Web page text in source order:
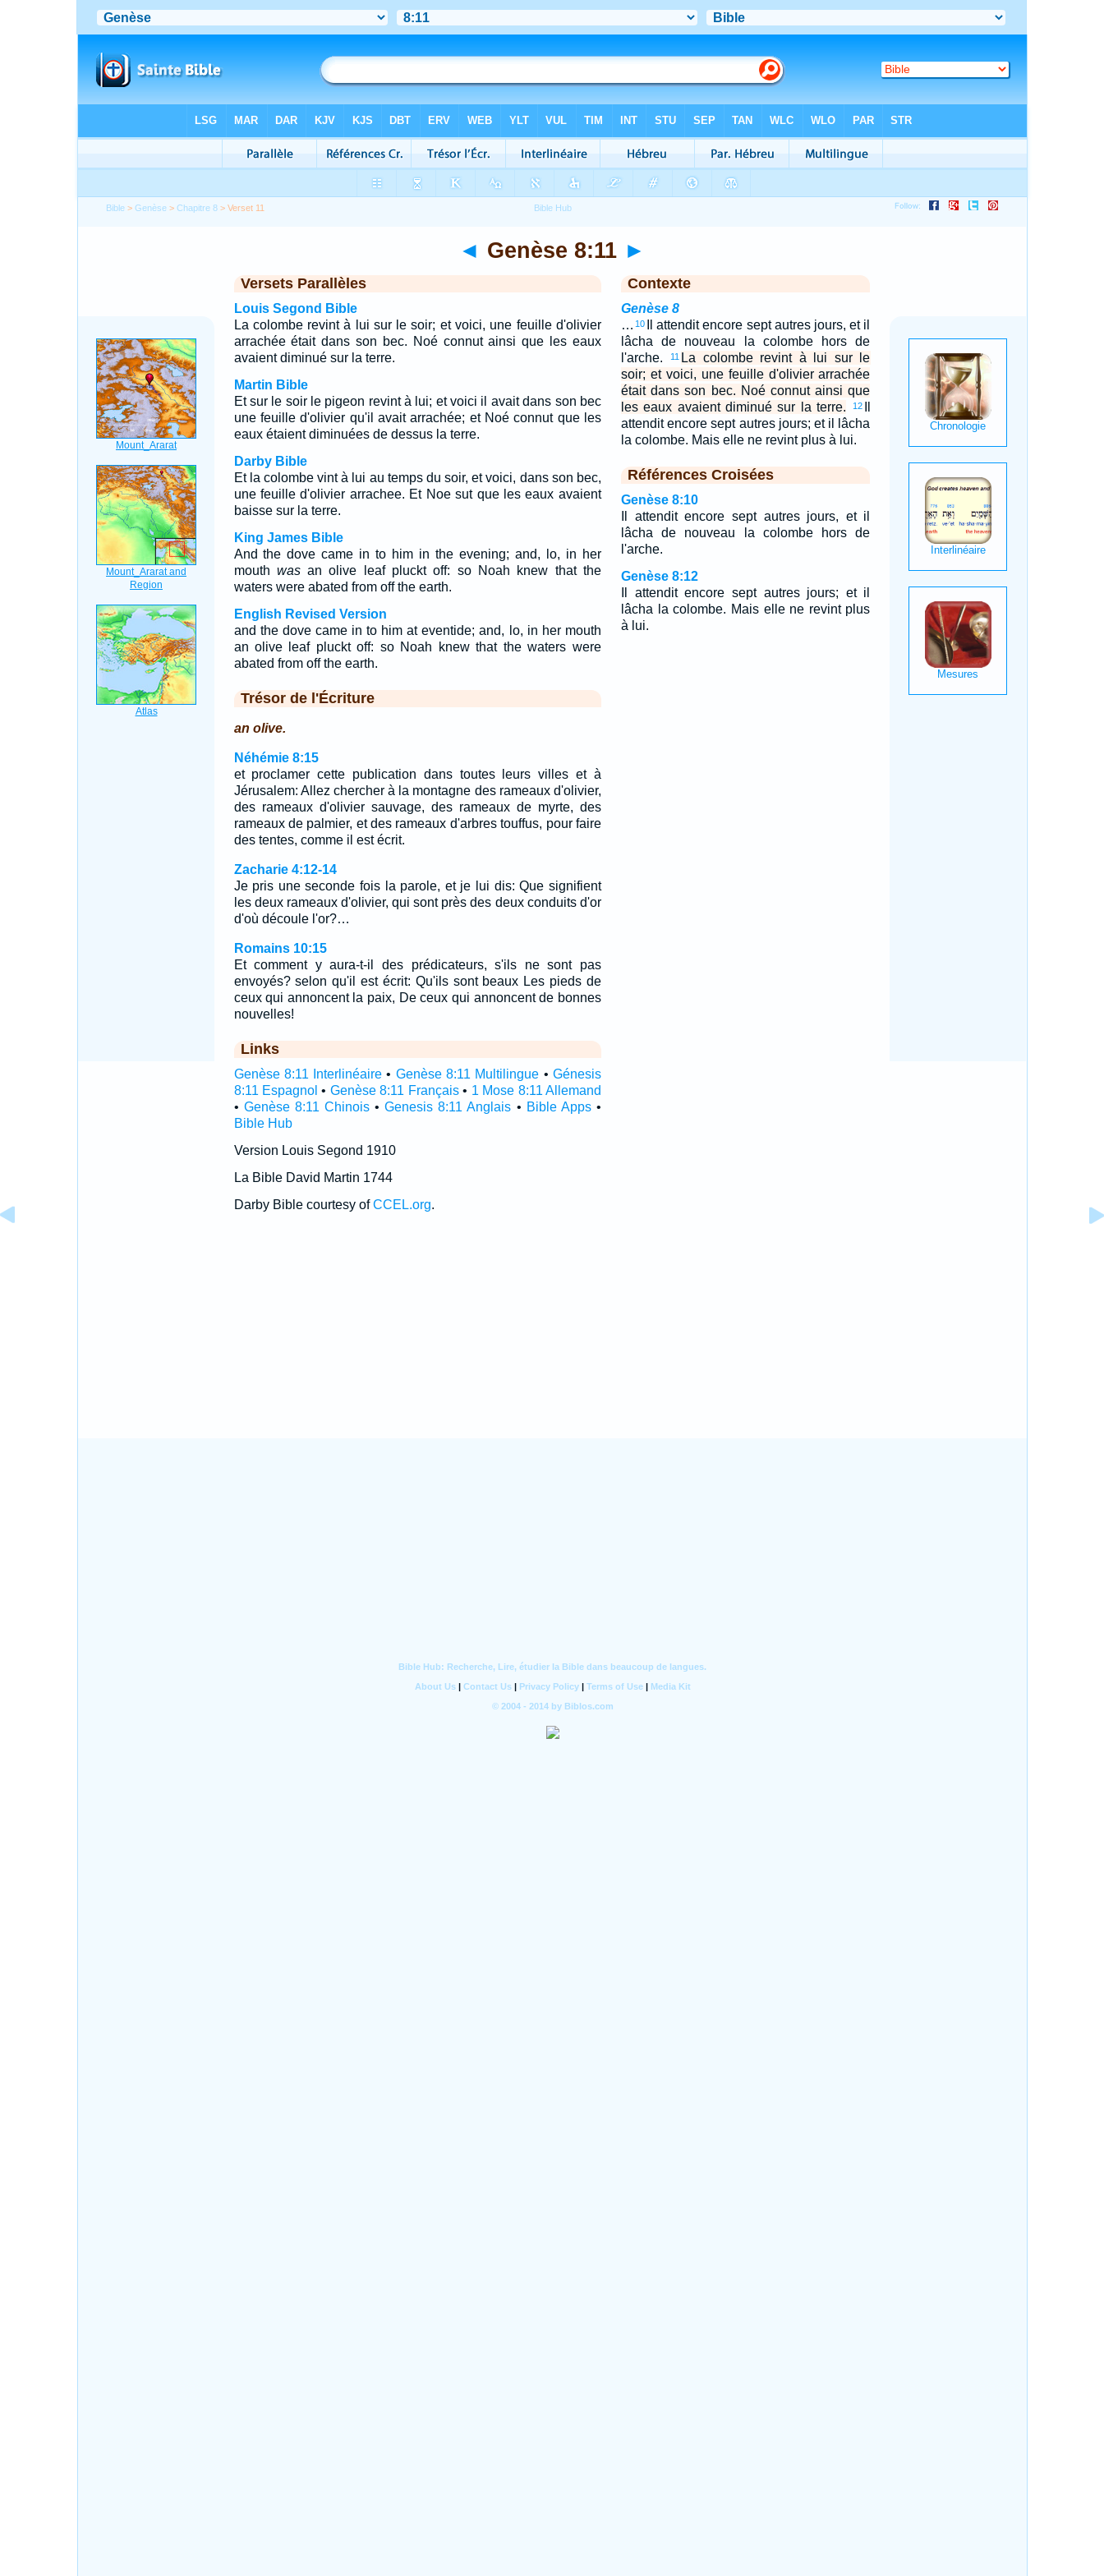
Bible >Genèse >Chapitre 8 > Verset 11
◄ Genèse 8:11 ►
Versets Parallèles
Louis Segond Bible
La colombe revint à lui sur le soir; et voici, une feuille d'olivier
arrachée était dans son bec. Noé connut ainsi que les eaux
avaient diminué sur la terre.
Martin Bible
Et sur le soir le pigeon revint à lui; et voici il avait dans son bec
une feuille d'olivier qu'il avait arrachée; et Noé connut que les
eaux étaient diminuées de dessus la terre.
Darby Bible
Et la colombe vint à lui au temps du soir, et voici, dans son bec,
une feuille d'olivier arrachee. Et Noe sut que les eaux avaient
baisse sur la terre.
King James Bible
And the dove came in to him in the evening; and, lo, in her
mouth wasan olive leaf pluckt off: so Noah knew that the
waters were abated from off the earth.
English Revised Version
and the dove came in to him at eventide; and, lo, in her mouth
an olive leaf pluckt off: so Noah knew that the waters were
abated from off the earth.
Trésor de l'Écriture
an olive.
Néhémie 8:15
et proclamer cette publication dans toutes leurs villes et à
Jérusalem: Allez chercher à la montagne des rameaux d'olivier,
des rameaux d'olivier sauvage, des rameaux de myrte, des
rameaux de palmier, et des rameaux d'arbres touffus, pour faire
des tentes, comme il est écrit.
Zacharie 4:12-14
Je pris une seconde fois la parole, et je lui dis: Que signifient
les deux rameaux d'olivier, qui sont près des deux conduits d'or
d'où découle l'or?…
Romains 10:15
Et comment y aura-t-il des prédicateurs, s'ils ne sont pas
envoyés? selon qu'il est écrit: Qu'ils sont beaux Les pieds de
ceux qui annoncent la paix, De ceux qui annoncent de bonnes
nouvelles!
Links
Genèse 8:11 Interlinéaire • Genèse 8:11 Multilingue • Génesis
8:11 Espagnol • Genèse 8:11 Français• 1 Mose 8:11 Allemand
• Genèse 8:11 Chinois•Genesis 8:11 Anglais • Bible Apps•
Bible Hub
Version Louis Segond 1910
La Bible David Martin 1744
Darby Bible courtesy ofCCEL.org.
Contexte
Genèse 8
… 10
Il attendit encore sept autres jours, et il
lâcha de nouveau la colombe hors de
l'arche.
11 La colombe revint à lui sur le
soir; et voici, une feuille d'olivier arrachée
était dans son bec. Noé connut ainsi que
les eaux avaient diminué sur la terre.
12
attendit encore sept autres jours; et il lâcha
la colombe. Mais elle ne revint plus à lui.
Références Croisées
Genèse 8:10
Il attendit encore sept autres jours, et il
lâcha de nouveau la colombe hors de
l'arche.
Genèse 8:12
Il attendit encore sept autres jours; et il
lâcha la colombe. Mais elle ne revint plus
à lui.